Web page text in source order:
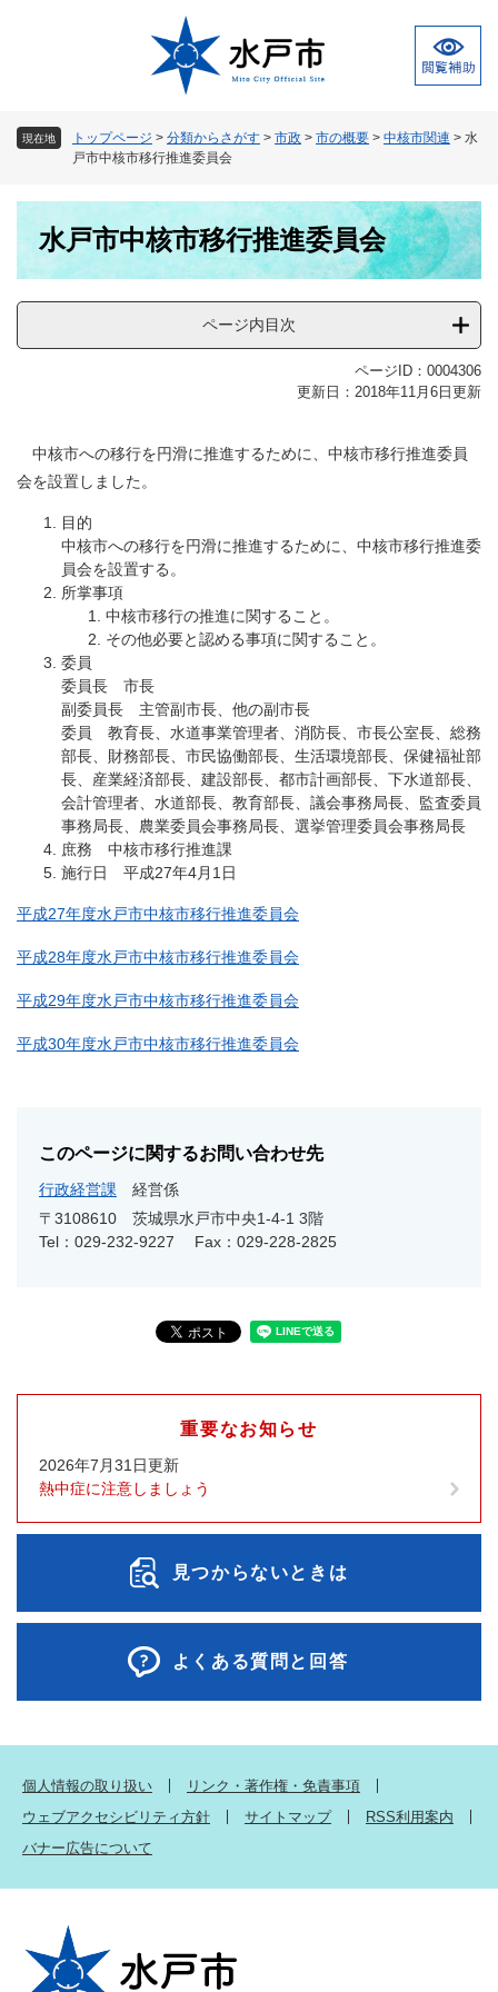
現在地 トップページ > 分類からさがす > 市政 > 市の概要 > 中核市関連 > 水
戸市中核市移行推進委員会
水戸市中核市移行推進委員会
ページ内目次
ページID：0004306
更新日：2018年11月6日更新
中核市への移行を円滑に推進するために、中核市移行推進委員
会を設置しました。
目的
中核市への移行を円滑に推進するために、中核市移行推進委
員会を設置する。
所掌事項
中核市移行の推進に関すること。
その他必要と認める事項に関すること。
委員
委員長 市長
副委員長 主管副市長、他の副市長
委員 教育長、水道事業管理者、消防長、市長公室長、総務
部長、財務部長、市民協働部長、生活環境部長、保健福祉部
長、産業経済部長、建設部長、都市計画部長、下水道部長、
会計管理者、水道部長、教育部長、議会事務局長、監査委員
事務局長、農業委員会事務局長、選挙管理委員会事務局長
庶務 中核市移行推進課
施行日 平成27年4月1日
平成27年度水戸市中核市移行推進委員会
平成28年度水戸市中核市移行推進委員会
平成29年度水戸市中核市移行推進委員会
平成30年度水戸市中核市移行推進委員会
このページに関するお問い合わせ先
行政経営課
経営係
〒3108610
茨城県水戸市中央1-4-1 3階
Tel：029-232-9227
Fax：029-228-2825
重要なお知らせ
2026年7月31日更新
熱中症に注意しましょう
見つからないときは
よくある質問と回答
個人情報の取り扱い
リンク・著作権・免責事項
ウェブアクセシビリティ方針
サイトマップ
RSS利用案内
バナー広告について